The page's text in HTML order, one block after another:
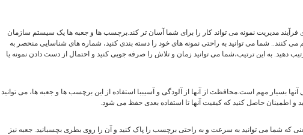
فرآیند مدیریت نمونه می تواند کار را برای شما آسان تر کند.برچسب ها و جعبه ها یک سیستم سازمان
کنند.. شما می توانید به راحتی نمونه های خود را دسته بندی کنید، شماره های شناسایی منحصر به
دهید. به این ترتیب،شما می توانید زمان و تلاش را صرفه جویی کنید و احتمال از دست دادن نمونه یا
بسیار مهم است.محافظت از آنها از آلودگی و آسیببا استفاده از این برچسب ها و جعبه ها، می توانید
و اطمینان حاصل کنید که کیفیت آنها تا استفاده بعدی حفظ می شود.
این معنی که شما می توانید به سرعت و به راحتی برچسب را پاک کنید و آن را روی بطری بچسبانید. جعبه نیز